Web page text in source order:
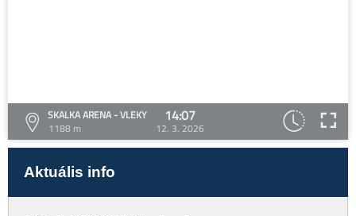
SKALKA ARENA - VLEKY
1188 m
14:07
12. 3. 2026
Aktuális info